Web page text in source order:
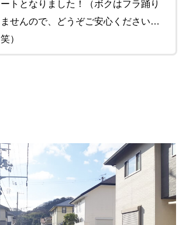
ートとなりました！（ボクはフラ踊り
ませんので、どうぞご安心ください…
笑）